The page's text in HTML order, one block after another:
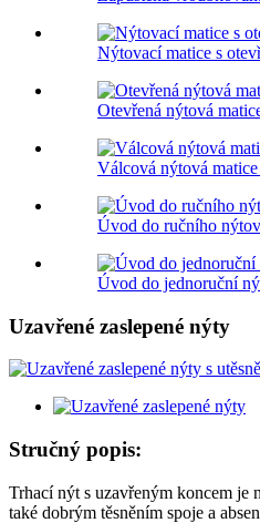
Nýtovací matice s
Otevřená nýtová
Válcová nýtová
Úvod do ručního
Úvod do jednoruční
Uzavřené zaslepené nýty
Stručný popis:
Trhací nýt s uzavřeným koncem je
také dobrým těsněním spoje a